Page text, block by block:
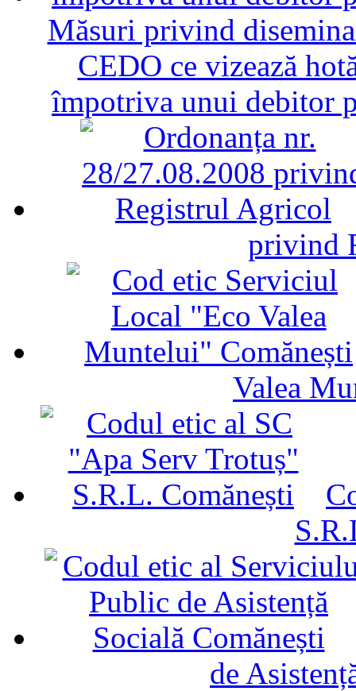
Măsuri privind
CEDO ce vizează
împotriva unui debitor
privind
Valea
de